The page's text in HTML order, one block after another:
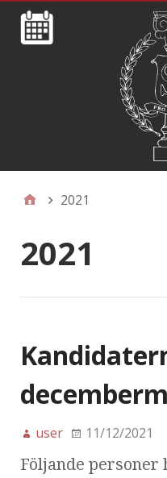
2021
2021
user 11/12/2021
Följande